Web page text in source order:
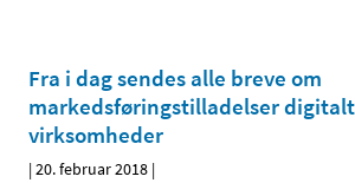
Fra i dag sendes alle breve om
markedsføringstilladelser
virksomheder
|20. februar 2018 |